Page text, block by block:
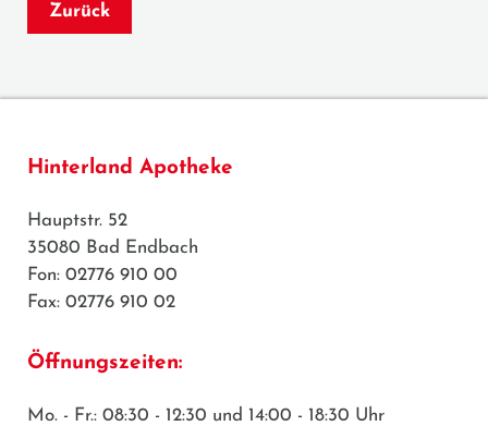
Zurück
Hinterland Apotheke
Hauptstr. 52
35080 Bad Endbach
Fon: 02776 910 00
Fax: 02776 910 02
Öffnungszeiten:
Mo. - Fr.: 08:30 - 12:30 und 14:00 - 18:30 Uhr